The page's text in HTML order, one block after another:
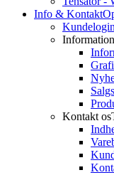
Info & Kontakt
Kundelogin
Information
Kontakt os